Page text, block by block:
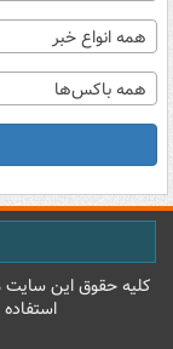
همه انواع خبر
همه باکس‌ها
کليه حقوق اين سايت